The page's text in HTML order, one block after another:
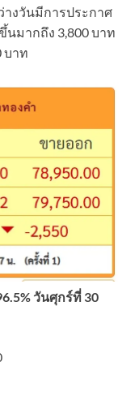
งวันมีการประกาศ
นมากถึง 3,800 บาท
บาท
วันศุกร์ที่ 30